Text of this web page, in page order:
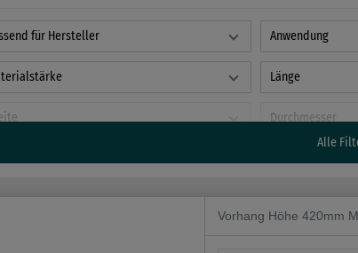
für Hersteller Anwendung
Länge
Durchmesser
Alle
Vorhang Höhe 420mm